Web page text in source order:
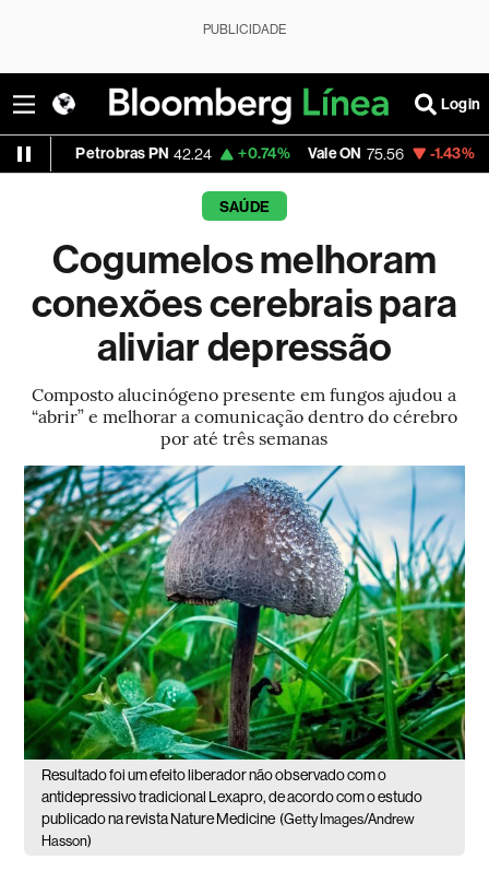
PUBLICIDADE
Login
Petrobras PN 42.24 +0.74% Vale ON 75.56 -1.43% Itaú PN
SAÚDE
Cogumelos melhoram
conexões cerebrais para
aliviar depressão
Composto alucinógeno presente em fungos ajudou a
“abrir” e melhorar a comunicação dentro do cérebro
por até três semanas
Resultado foi um efeito liberador não observado com o
antidepressivo tradicional Lexapro, de acordo com o estudo
publicado na revista Nature Medicine (Getty Images/Andrew
Hasson)